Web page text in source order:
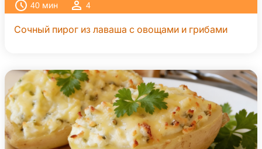
40 мин 4
Сочный пирог из лаваша с овощами и грибами